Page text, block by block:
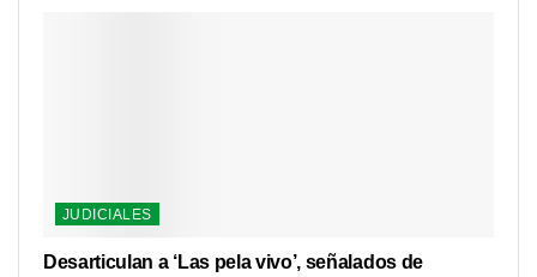
JUDICIALES
Desarticulan a ‘Las pela vivo’, señalados de